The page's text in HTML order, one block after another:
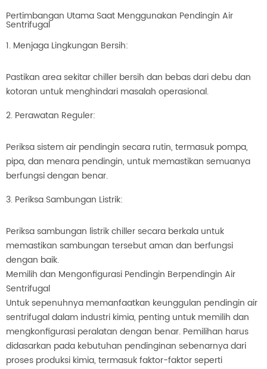
Pertimbangan Utama Saat Menggunakan Pendingin Air
Sentrifugal
1. Menjaga Lingkungan Bersih:
Pastikan area sekitar chiller bersih dan bebas dari debu dan
kotoran untuk menghindari masalah operasional.
2. Perawatan Reguler:
Periksa sistem air pendingin secara rutin, termasuk pompa,
pipa, dan menara pendingin, untuk memastikan semuanya
berfungsi dengan benar.
3. Periksa Sambungan Listrik:
Periksa sambungan listrik chiller secara berkala untuk
memastikan sambungan tersebut aman dan berfungsi
dengan baik.
Memilih dan Mengonfigurasi Pendingin Berpendingin Air
Sentrifugal
Untuk sepenuhnya memanfaatkan keunggulan pendingin air
sentrifugal dalam industri kimia, penting untuk memilih dan
mengkonfigurasi peralatan dengan benar. Pemilihan harus
didasarkan pada kebutuhan pendinginan sebenarnya dari
proses produksi kimia, termasuk faktor-faktor seperti